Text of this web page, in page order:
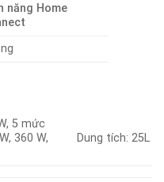
năng Home
5 mức
360 W,
Dung tích: 25L